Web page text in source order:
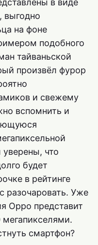
выгодно
на фоне
подобного
тайваньской
произвёл фурор
и свежему
вспомнить и
что
будет
в рейтинге
разочаровать. Уже
Oppo представит
смартфон?